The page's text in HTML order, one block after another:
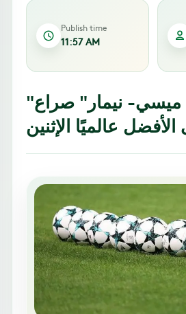
Publish time
11:57 AM
"رونالدو- ميسي- نيمار" صراع
عالميًا الإثنين